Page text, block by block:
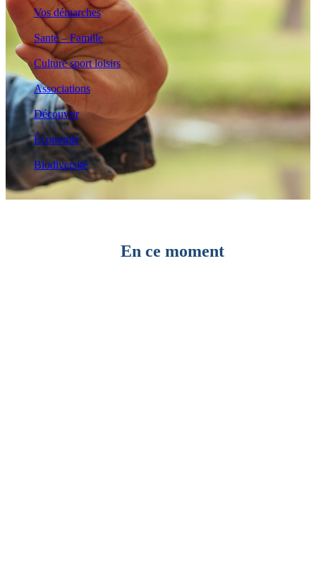
Vos démarches
Santé – Famille
Culture sport loisirs
Associations
Découvrir
Économie
Biodiversité
En ce moment